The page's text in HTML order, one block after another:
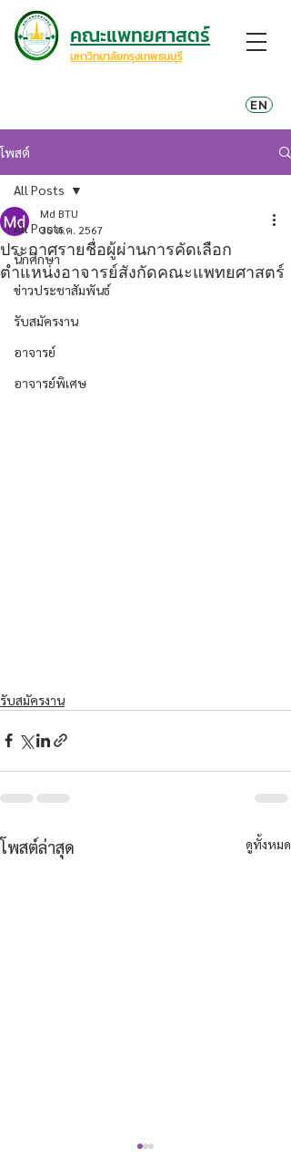
มหาวิทยาลัยกรุงเทพธนบุรี
EN
คณะแพทยศาสตร์
โพสต์
All Posts
นักศึกษา
ข่าวประชาสัมพันธ์
รับสมัครงาน
อาจารย์
อาจารย์พิเศษ
All Posts
ประกาศรายชื่อผู้ผ่านการคัดเลือก
ตำแหน่งอาจารย์สังกัดคณะแพทยศาสตร์
Md BTU
30 ต.ค. 2567
รับสมัครงาน
โพสต์ล่าสุด ดูทั้งหมด